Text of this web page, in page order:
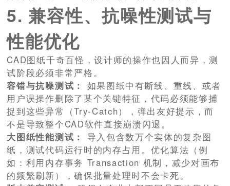
5. 兼容性、抗噪性测试与
性能优化
CAD图纸千奇百怪，设计师的操作也因人而异，测
试阶段必须非常严格。
容错与抗噪测试：
如果图纸中有断线、重线、或者
用户误操作删除了某个关键特征，代码必须能够捕
捉到这些异常（Try-Catch），弹出友好提示，而
不是导致整个CAD软件直接崩溃闪退。
大图纸性能测试：
导入包含数万个实体的复杂图
纸，测试代码运行时的内存占用。优化算法（例
如：利用内存事务 Transaction 机制，减少对画布
的频繁刷新），确保批量处理时不会卡死。